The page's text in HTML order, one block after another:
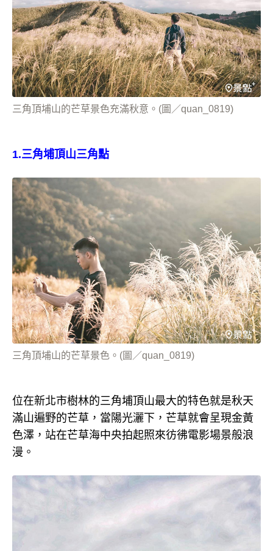
三角頂埔山的芒草景色充滿秋意。(圖／quan_0819)
1.三角埔頂山三角點
三角頂埔山的芒草景色。(圖／quan_0819)
位在新北市樹林的三角埔頂山最大的特色就是秋天
滿山遍野的芒草，當陽光灑下，芒草就會呈現金黃
色澤，站在芒草海中央拍起照來彷彿電影場景般浪
漫。